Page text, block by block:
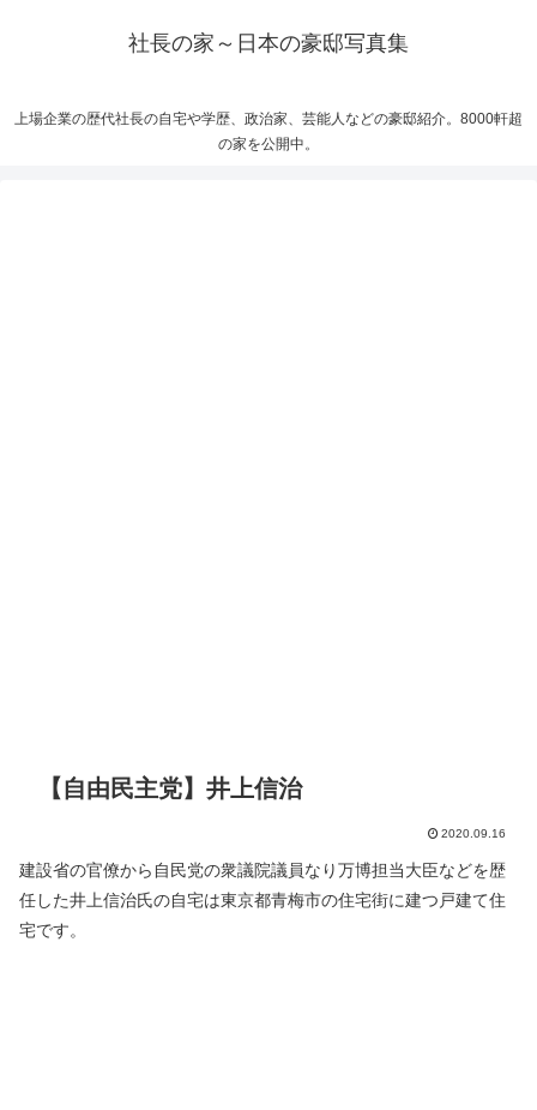
社長の家～日本の豪邸写真集
上場企業の歴代社長の自宅や学歴、政治家、芸能人などの豪邸紹介。8000軒超
の家を公開中。
【自由民主党】井上信治
2020.09.16
建設省の官僚から自民党の衆議院議員なり万博担当大臣などを歴
任した井上信治氏の自宅は東京都青梅市の住宅街に建つ戸建て住
宅です。